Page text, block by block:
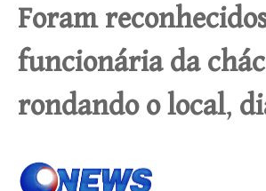
Foram
funcionária da
rondando o local,